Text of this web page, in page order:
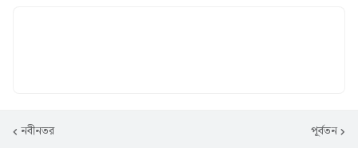
নবীনতর পূর্বতন